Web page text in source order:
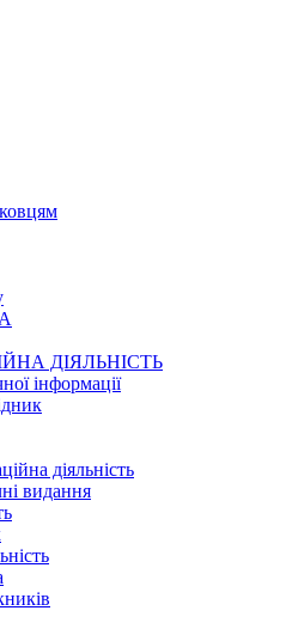
ДІЯЛЬНІСТЬ
інформації
діяльність
видання